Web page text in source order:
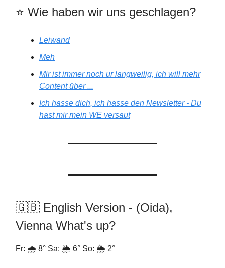
⭐️️ Wie haben wir uns geschlagen?
Leiwand
Meh
Mir ist immer noch ur langweilig, ich will mehr
Content über ...
Ich hasse dich, ich hasse den Newsletter - Du
hast mir mein WE versaut
🇬🇧 English Version - (Oida),
Vienna What's up?
Fr: 🌧️ 8° Sa: 🌦️ 6° So: 🌦️ 2°